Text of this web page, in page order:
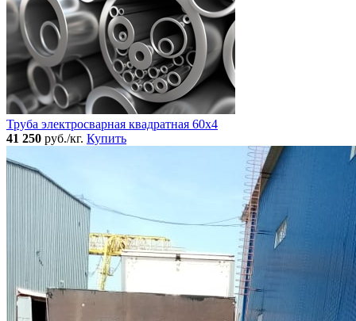
Труба электросварная квадратная 60x4
41 250 руб./кг. Купить